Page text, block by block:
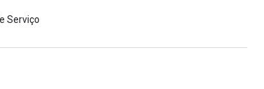
Serviço